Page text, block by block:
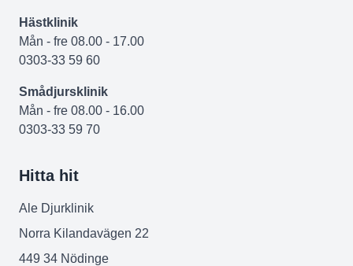
Hästklinik
Mån - fre 08.00 - 17.00
0303-33 59 60
Smådjursklinik
Mån - fre 08.00 - 16.00
0303-33 59 70
Hitta hit
Ale Djurklinik
Norra Kilandavägen 22
449 34 Nödinge